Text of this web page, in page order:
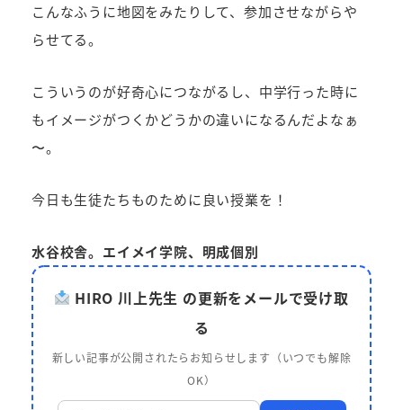
こんなふうに地図をみたりして、参加させながらや
らせてる。
こういうのが好奇心につながるし、中学行った時に
もイメージがつくかどうかの違いになるんだよなぁ
〜。
今日も生徒たちものために良い授業を！
水谷校舎。エイメイ学院、明成個別
HIRO 川上先生 の更新をメールで受け取
る
新しい記事が公開されたらお知らせします（いつでも解除
OK）